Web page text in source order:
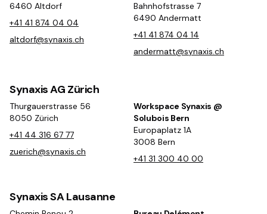
6460 Altdorf
+41 41 874 04 04
altdorf@synaxis.ch
Bahnhofstrasse 7
6490 Andermatt
+41 41 874 04 14
andermatt@synaxis.ch
Synaxis AG Zürich
Thurgauerstrasse 56
8050 Zürich
+41 44 316 67 77
zuerich@synaxis.ch
Workspace Synaxis @
Solubois Bern
Europaplatz 1A
3008 Bern
+41 31 300 40 00
Synaxis SA Lausanne